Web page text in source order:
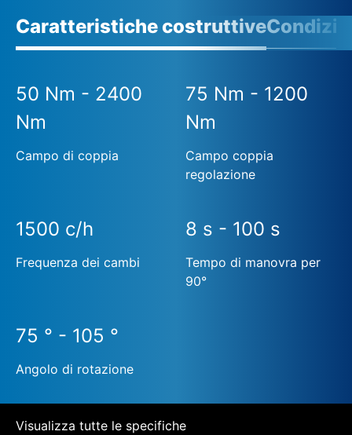
Caratteristiche costruttive
50 Nm - 2400
Nm
Campo di coppia
75 Nm - 1200
Nm
Campo coppia
regolazione
1500 c/h
Frequenza dei cambi
8 s - 100 s
Tempo di manovra per
90°
75 ° - 105 °
Angolo di rotazione
Visualizza tutte le specifiche